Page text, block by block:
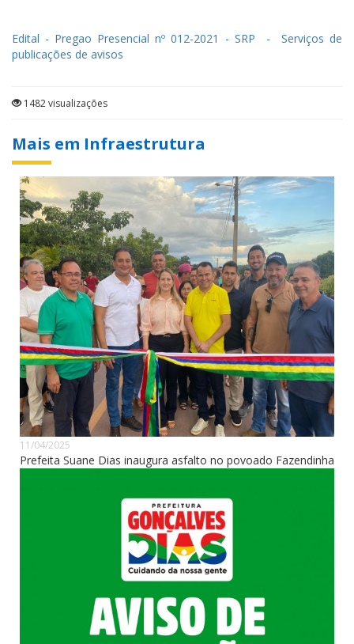
Edital - Pregao Presencial nº 012-2021 - SRP - Serviços de
publicações de avisos
1482 visualizações
Mais em Infraestrutura
11/04/2025
Prefeita Suane Dias inaugura asfalto no povoado Fazendinha